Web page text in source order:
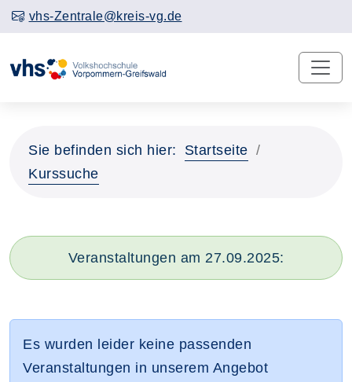
vhs-Zentrale@kreis-vg.de
Sie befinden sich hier:
Startseite
Kurssuche
Veranstaltungen am 27.09.2025:
Es wurden leider keine passenden
Veranstaltungen in unserem Angebot